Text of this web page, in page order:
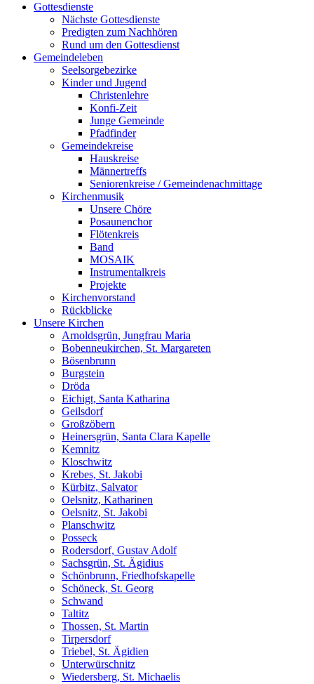
Gottesdienste
Nächste Gottesdienste
Predigten zum Nachhören
Rund um den Gottesdienst
Gemeindeleben
Seelsorgebezirke
Kinder und Jugend
Christenlehre
Konfi-Zeit
Junge Gemeinde
Pfadfinder
Gemeindekreise
Hauskreise
Männertreffs
Seniorenkreise / Gemeindenachmittage
Kirchenmusik
Unsere Chöre
Posaunenchor
Flötenkreis
Band
MOSAIK
Instrumentalkreis
Projekte
Kirchenvorstand
Rückblicke
Unsere Kirchen
Arnoldsgrün, Jungfrau Maria
Bobenneukirchen, St. Margareten
Bösenbrunn
Burgstein
Dröda
Eichigt, Santa Katharina
Geilsdorf
Großzöbern
Heinersgrün, Santa Clara Kapelle
Kemnitz
Kloschwitz
Krebes, St. Jakobi
Kürbitz, Salvator
Oelsnitz, Katharinen
Oelsnitz, St. Jakobi
Planschwitz
Posseck
Rodersdorf, Gustav Adolf
Sachsgrün, St. Ägidius
Schönbrunn, Friedhofskapelle
Schöneck, St. Georg
Schwand
Taltitz
Thossen, St. Martin
Tirpersdorf
Triebel, St. Ägidien
Unterwürschnitz
Wiedersberg, St. Michaelis